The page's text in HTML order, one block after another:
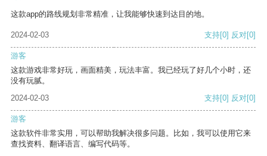
这款app的路线规划非常精准，让我能够快速到达目的地。
2024-02-03 支持[0] 反对[0]
游客
这款游戏非常好玩，画面精美，玩法丰富。我已经玩了好几个小时，还
没有玩腻。
2024-02-03
支持[0] 反对[0]
游客
这款软件非常实用，可以帮助我解决很多问题。比如，我可以使用它来
查找资料、翻译语言、编写代码等。